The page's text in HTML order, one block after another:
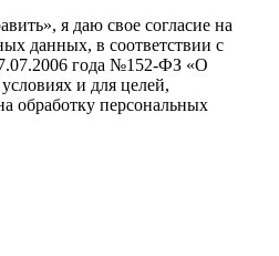
я даю свое согласие на
данных, в соответствии с
года №152-ФЗ «О
и для целей,
обработку персональных